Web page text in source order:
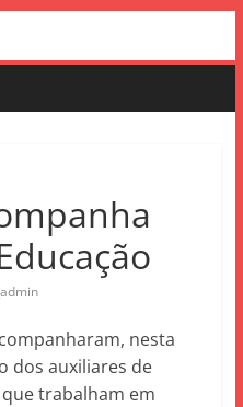
nesta
dos auxiliares de
trabalham em